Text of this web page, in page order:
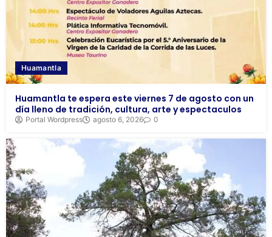
Huamantla
Huamantla te espera este viernes 7 de agosto con un
día lleno de tradición, cultura, arte y espectaculos
Portal Wordpress agosto 6, 2026 0